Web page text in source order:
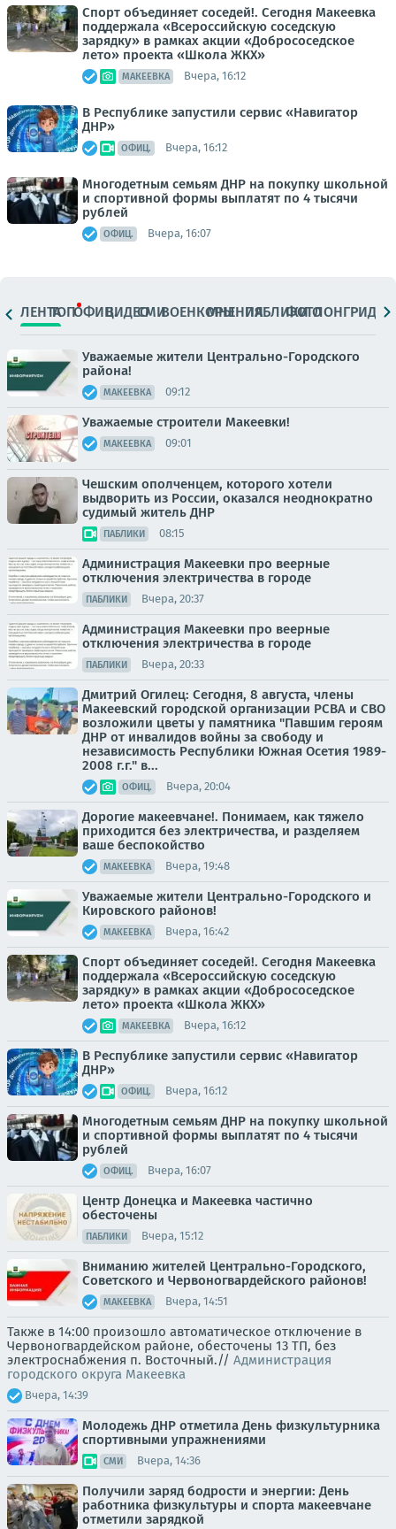
Спорт объединяет соседей!. Сегодня Макеевка
поддержала «Всероссийскую соседскую
зарядку» в рамках акции «Добрососедское
лето» проекта «Школа ЖКХ»
МАКЕЕВКА Вчера, 16:12
В Республике запустили сервис «Навигатор
ДНР»
ОФИЦ. Вчера, 16:12
Многодетным семьям ДНР на покупку школьной
и спортивной формы выплатят по 4 тысячи
рублей
ОФИЦ. Вчера, 16:07
ЛЕНТАТОПОФИЦ.ВИДЕОСМИВОЕНКОРЫМНЕНИЯПАБЛИКИ
ФОТОЛОНГРИДЫ
Уважаемые жители Центрально-Городского
района!
МАКЕЕВКА 09:12
Уважаемые строители Макеевки!
МАКЕЕВКА 09:01
Чешским ополченцем, которого хотели
выдворить из России, оказался неоднократно
судимый житель ДНР
ПАБЛИКИ 08:15
Администрация Макеевки про веерные
отключения электричества в городе
ПАБЛИКИ Вчера, 20:37
Администрация Макеевки про веерные
отключения электричества в городе
ПАБЛИКИ Вчера, 20:33
Дмитрий Огилец: Сегодня, 8 августа, члены
Макеевский городской организации РСВА и СВО
возложили цветы у памятника "Павшим героям
ДНР от инвалидов войны за свободу и
независимость Республики Южная Осетия 1989-
2008 г.г." в...
ОФИЦ. Вчера, 20:04
Дорогие макеевчане!. Понимаем, как тяжело
приходится без электричества, и разделяем
ваше беспокойство
МАКЕЕВКА Вчера, 19:48
Уважаемые жители Центрально-Городского и
Кировского районов!
МАКЕЕВКА Вчера, 16:42
Спорт объединяет соседей!. Сегодня Макеевка
поддержала «Всероссийскую соседскую
зарядку» в рамках акции «Добрососедское
лето» проекта «Школа ЖКХ»
МАКЕЕВКА Вчера, 16:12
В Республике запустили сервис «Навигатор
ДНР»
ОФИЦ. Вчера, 16:12
Многодетным семьям ДНР на покупку школьной
и спортивной формы выплатят по 4 тысячи
рублей
ОФИЦ. Вчера, 16:07
Центр Донецка и Макеевка частично
обесточены
ПАБЛИКИ Вчера, 15:12
Вниманию жителей Центрально-Городского,
Советского и Червоногвардейского районов!
МАКЕЕВКА Вчера, 14:51
Также в 14:00 произошло автоматическое отключение в
Червоногвардейском районе, обесточены 13 ТП, без
электроснабжения п. Восточный.// Администрация
городского округа Макеевка
Вчера, 14:39
Молодежь ДНР отметила День физкультурника
спортивными упражнениями
СМИ Вчера, 14:36
Получили заряд бодрости и энергии: День
работника физкультуры и спорта макеевчане
отметили зарядкой